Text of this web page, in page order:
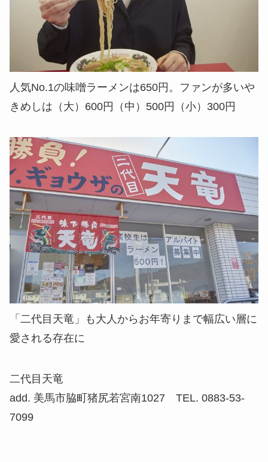
人気No.1の味噌ラーメンは650円。ファンが多いや
きめしは（大）600円（中）500円（小）300円
「二代目天竜」も大人からお年寄りまで幅広い層に
愛される存在に
二代目天竜
add. 美馬市脇町猪尻若宮南1027 TEL. 0883-53-
7099